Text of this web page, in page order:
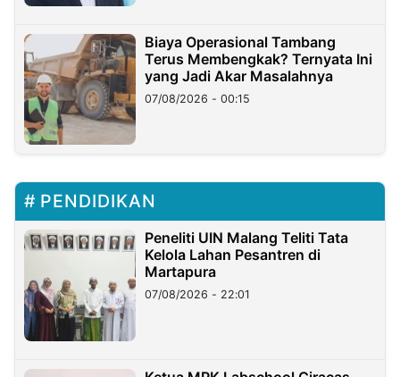
Biaya Operasional Tambang
Terus Membengkak? Ternyata Ini
yang Jadi Akar Masalahnya
07/08/2026 - 00:15
PENDIDIKAN
Peneliti UIN Malang Teliti Tata
Kelola Lahan Pesantren di
Martapura
07/08/2026 - 22:01